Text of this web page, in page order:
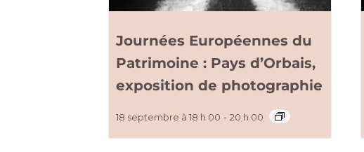
Journées Européennes du
Patrimoine : Pays d’Orbais,
exposition de photographie
18 septembre à 18 h 00 - 20 h 00